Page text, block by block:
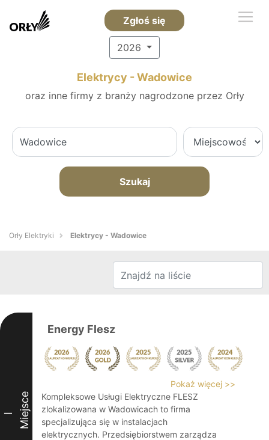
Zgłoś się
2026
Elektrycy - Wadowice
oraz inne firmy z branży nagrodzone przez Orły
Szukaj
Orły Elektryki Elektrycy - Wadowice
I Miejsce
Energy Flesz
Pokaż więcej >>
Kompleksowe Usługi Elektryczne FLESZ
zlokalizowana w Wadowicach to firma
specjalizująca się w instalacjach
elektrycznych. Przedsiębiorstwem zarządza